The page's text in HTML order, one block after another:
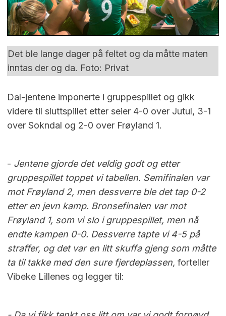
Det ble lange dager på feltet og da måtte maten
inntas der og da. Foto: Privat
Dal-jentene imponerte i gruppespillet og gikk
videre til sluttspillet etter seier 4-0 over Jutul, 3-1
over Sokndal og 2-0 over Frøyland 1.
- Jentene gjorde det veldig godt og etter
gruppespillet toppet vi tabellen. Semifinalen var
mot Frøyland 2, men dessverre ble det tap 0-2
etter en jevn kamp. Bronsefinalen var mot
Frøyland 1, som vi slo i gruppespillet, men nå
endte kampen 0-0. Dessverre tapte vi 4-5 på
straffer, og det var en litt skuffa gjeng som måtte
ta til takke med den sure fjerdeplassen, forteller
Vibeke Lillenes og legger til: